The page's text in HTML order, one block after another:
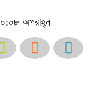
অপরাহ্ন